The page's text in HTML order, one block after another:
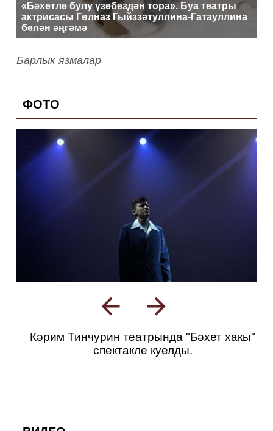
«Бәхетле булу үзебездән тора». Буа театры
актрисасы Гөлназ Гыйззәтуллина-Гатауллина
белән әңгәмә
Барлык язмалар
ФОТО
Кәрим Тинчурин театрында "Бәхет хакы"
спектакле куелды.